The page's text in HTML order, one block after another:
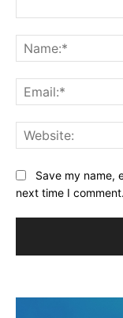
Save my name,
next time I comment.